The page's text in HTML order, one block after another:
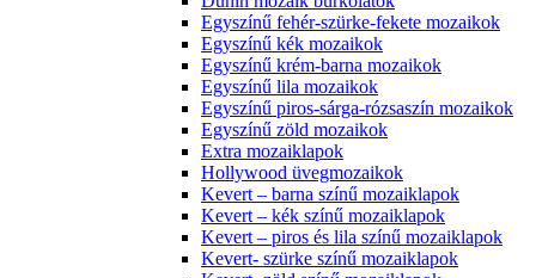
Egyszínű fehér-szürke-fekete mozaikok
Egyszínű kék mozaikok
Egyszínű krém-barna mozaikok
Egyszínű lila mozaikok
Egyszínű piros-sárga-rózsaszín mozaikok
Egyszínű zöld mozaikok
Extra mozaiklapok
Hollywood üvegmozaikok
Kevert – barna színű mozaiklapok
Kevert – kék színű mozaiklapok
Kevert – piros és lila színű mozaiklapok
Kevert- szürke színű mozaiklapok